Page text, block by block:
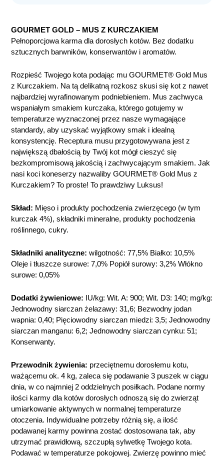
GOURMET GOLD – MUS Z KURCZAKIEM
Pełnoporcjowa karma dla dorosłych kotów. Bez dodatku
sztucznych barwników, konserwantów i aromatów.
Rozpieść Twojego kota podając mu GOURMET® Gold Mus
z Kurczakiem. Na tą delikatną rozkosz skusi się kot z nawet
najbardziej wyrafinowanym podniebieniem. Mus zachwyca
wspaniałym smakiem kurczaka, którego gotujemy w
temperaturze wyznaczonej przez nasze wymagające
standardy, aby uzyskać wyjątkowy smak i idealną
konsystencję. Receptura musu przygotowywana jest z
największą dbałością by Twój kot mógł cieszyć się
bezkompromisową jakością i zachwycającym smakiem. Jak
nasi koci koneserzy nazwaliby GOURMET® Gold Mus z
Kurczakiem? To proste! To prawdziwy Luksus!
Skład: Mięso i produkty pochodzenia zwierzęcego (w tym
kurczak 4%), składniki mineralne, produkty pochodzenia
roślinnego, cukry.
Składniki analityczne: wilgotność: 77,5% Białko: 10,5%
Oleje i tłuszcze surowe: 7,0% Popiół surowy: 3,2% Włókno
surowe: 0,05%
Dodatki żywieniowe: IU/kg: Wit. A: 900; Wit. D3: 140; mg/kg:
Jednowodny siarczan żelazawy: 31,6; Bezwodny jodan
wapnia: 0,40; Pięciowodny siarczan miedzi: 3,5; Jednowodny
siarczan manganu: 6,2; Jednowodny siarczan cynku: 51;
Konserwanty.
Przewodnik żywienia: przeciętnemu dorosłemu kotu,
ważącemu ok. 4 kg, zaleca się podawanie 3 puszek w ciągu
dnia, w co najmniej 2 oddzielnych posiłkach. Podane normy
ilości karmy dla kotów dorosłych odnoszą się do zwierząt
umiarkowanie aktywnych w normalnej temperaturze
otoczenia. Indywidualne potrzeby różnią się, a ilość
podawanej karmy powinna zostać dostosowana tak, aby
utrzymać prawidłową, szczupłą sylwetkę Twojego kota.
Podawać w temperaturze pokojowej. Zwierzę powinno mieć